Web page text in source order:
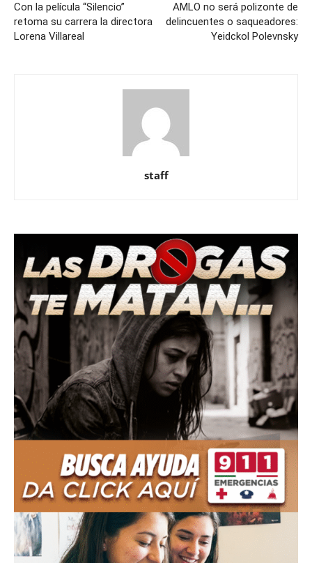
Con la película “Silencio”
retoma su carrera la directora
Lorena Villareal
AMLO no será polizonte de
delincuentes o saqueadores:
Yeidckol Polevnsky
staff